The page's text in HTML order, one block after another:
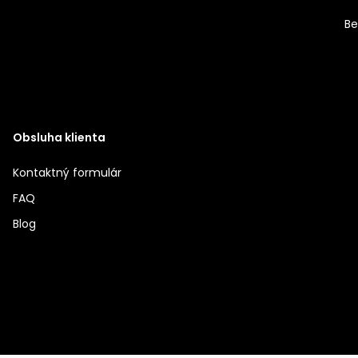
Obsluha klienta
Kontaktný formulár
FAQ
Blog